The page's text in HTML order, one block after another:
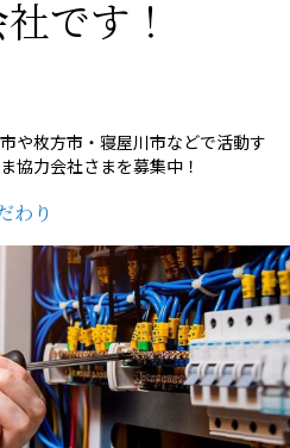
です！
や枚方市・寝屋川市などで活動す
協力会社さまを募集中！
わり